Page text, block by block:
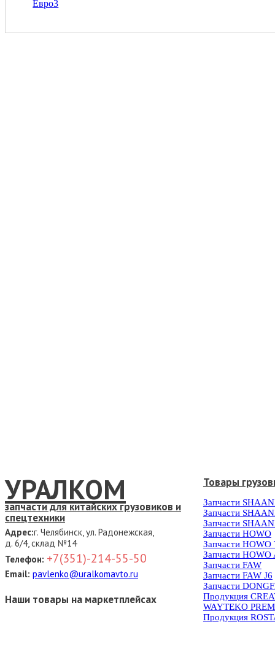
УРАЛКОМ
запчасти для китайских грузовиков и
спецтехники
Адрес:г. Челябинск, ул. Радонежская,
д. 6/4, склад №14
Телефон: +7(351)-214-55-50
Email: pavlenko@uralkomavto.ru
Наши товары на маркетплейсах
Товары
Запчасти
Запчасти
Запчасти
Запчасти HOWO
Запчасти HOWO
Запчасти HOWO
Запчасти FAW
Запчасти FAW J6
Запчасти
Продукция
WAYTEKO
Продукция